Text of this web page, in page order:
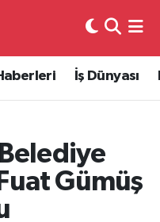
İş Dünyası
Gümüş
Fikstür